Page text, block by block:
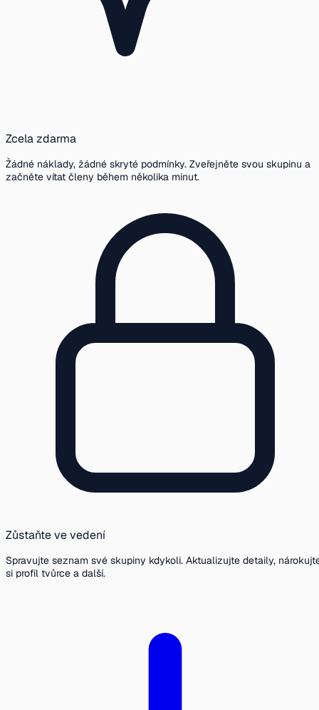
Zcela zdarma
Žádné náklady, žádné skryté podmínky. Zveřejněte svou skupinu a
začněte vítat členy během několika minut.
Zůstaňte ve vedení
Spravujte seznam své skupiny kdykoli. Aktualizujte detaily,
si profil tvůrce a další.